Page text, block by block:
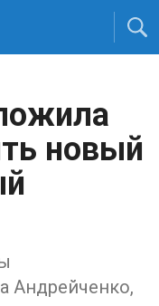
новый
Андрейченко,